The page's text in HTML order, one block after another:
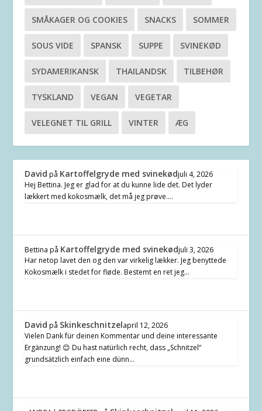
SMÅKAGER OG COOKIES SNACKS SOMMER
SOUS VIDE SPANSK SUPPE SVINEKØD
SYDAMERIKANSK THAILANDSK TILBEHØR
TYSKLAND VEGAN VEGETAR
VELEGNET TIL GRILL VINTER ÆG
David på Kartoffelgryde med svinekødjuli 4, 2026
Hej Bettina. Jeg er glad for at du kunne lide det. Det lyder
lækkert med kokosmælk, det må jeg prøve.…
Bettina på Kartoffelgryde med svinekødjuli 3, 2026
Har netop lavet den og den var virkelig lækker. Jeg benyttede
Kokosmælk i stedet for fløde. Bestemt en ret jeg…
David på Skinkeschnitzelapril 12, 2026
Vielen Dank für deinen Kommentar und deine interessante
Ergänzung! 😊 Du hast natürlich recht, dass „Schnitzel“
grundsätzlich einfach eine dünn…